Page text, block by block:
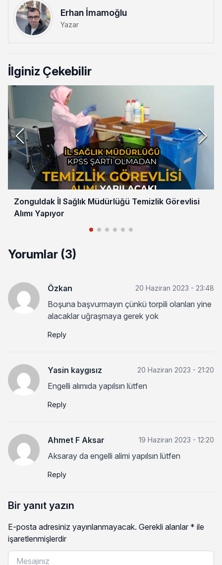
Erhan İmamoğlu
Yazar
İlginiz Çekebilir
Zonguldak İl Sağlık Müdürlüğü Temizlik Görevlisi
Alımı Yapıyor
Yorumlar (3)
Özkan 20 Haziran 2023 - 23:48
Boşuna başvurmayın çünkü torpili olanları yine
alacaklar uğraşmaya gerek yok
Reply
Yasin kaygısız 20 Haziran 2023 - 21:20
Engelli alımıda yapılsın lütfen
Reply
Ahmet F Aksar 19 Haziran 2023 - 12:20
Aksaray da engelli alimi yapılsın lütfen
Reply
Bir yanıt yazın
E-posta adresiniz yayınlanmayacak. Gerekli alanlar * ile
işaretlenmişlerdir